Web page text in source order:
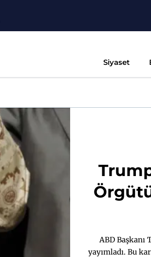
Siyaset
ABD
yayımladı. Bu